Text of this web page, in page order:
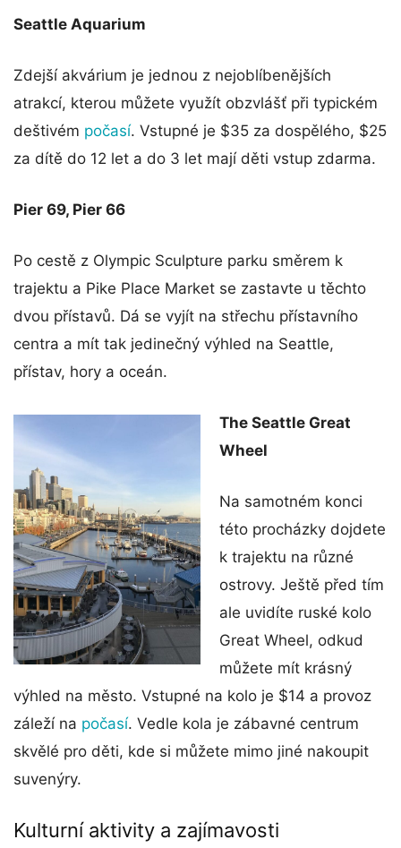
Seattle Aquarium
Zdejší akvárium je jednou z nejoblíbenějších
atrakcí, kterou můžete využít obzvlášť při typickém
deštivém počasí. Vstupné je $35 za dospělého, $25
za dítě do 12 let a do 3 let mají děti vstup zdarma.
Pier 69, Pier 66
Po cestě z Olympic Sculpture parku směrem k
trajektu a Pike Place Market se zastavte u těchto
dvou přístavů. Dá se vyjít na střechu přístavního
centra a mít tak jedinečný výhled na Seattle,
přístav, hory a oceán.
The Seattle Great
Wheel
Na samotném konci
této procházky dojdete
k trajektu na různé
ostrovy. Ještě před tím
ale uvidíte ruské kolo
Great Wheel, odkud
můžete mít krásný
výhled na město. Vstupné na kolo je $14 a provoz
záleží na počasí. Vedle kola je zábavné centrum
skvělé pro děti, kde si můžete mimo jiné nakoupit
suvenýry.
Kulturní aktivity a zajímavosti